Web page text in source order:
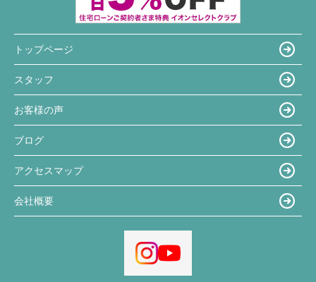
トップページ
スタッフ
お客様の声
ブログ
アクセスマップ
会社概要